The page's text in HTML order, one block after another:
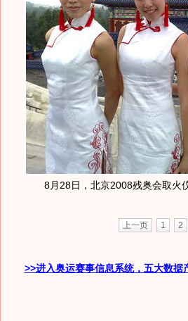
8月28日，北京2008残奥会取火
上一页 1 2
>>进入奥运赛事信息系统，五大数据